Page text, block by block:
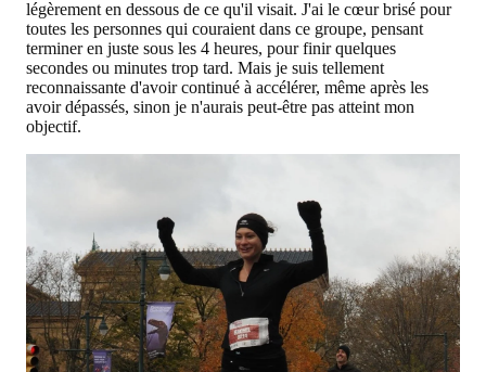
légèrement en dessous de ce qu'il visait. J'ai le cœur brisé pour
toutes les personnes qui couraient dans ce groupe, pensant
terminer en juste sous les 4 heures, pour finir quelques
secondes ou minutes trop tard. Mais je suis tellement
reconnaissante d'avoir continué à accélérer, même après les
avoir dépassés, sinon je n'aurais peut-être pas atteint mon
objectif.